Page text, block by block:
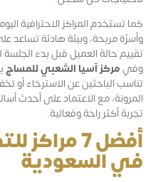
كما تستخدم المراكز الاحترافية
وأسرّة مريحة، وبيئة هادئة تساعد
تقييم حالة العميل قبل بدء
وفيمركز آسيا الشعبي للمساج
تناسب الباحثين عن الاسترخاء أو
المرونة، مع الاعتماد على أحدث
تجربة أكثر راحة وفعالية.
أفضل 7
في السعودية